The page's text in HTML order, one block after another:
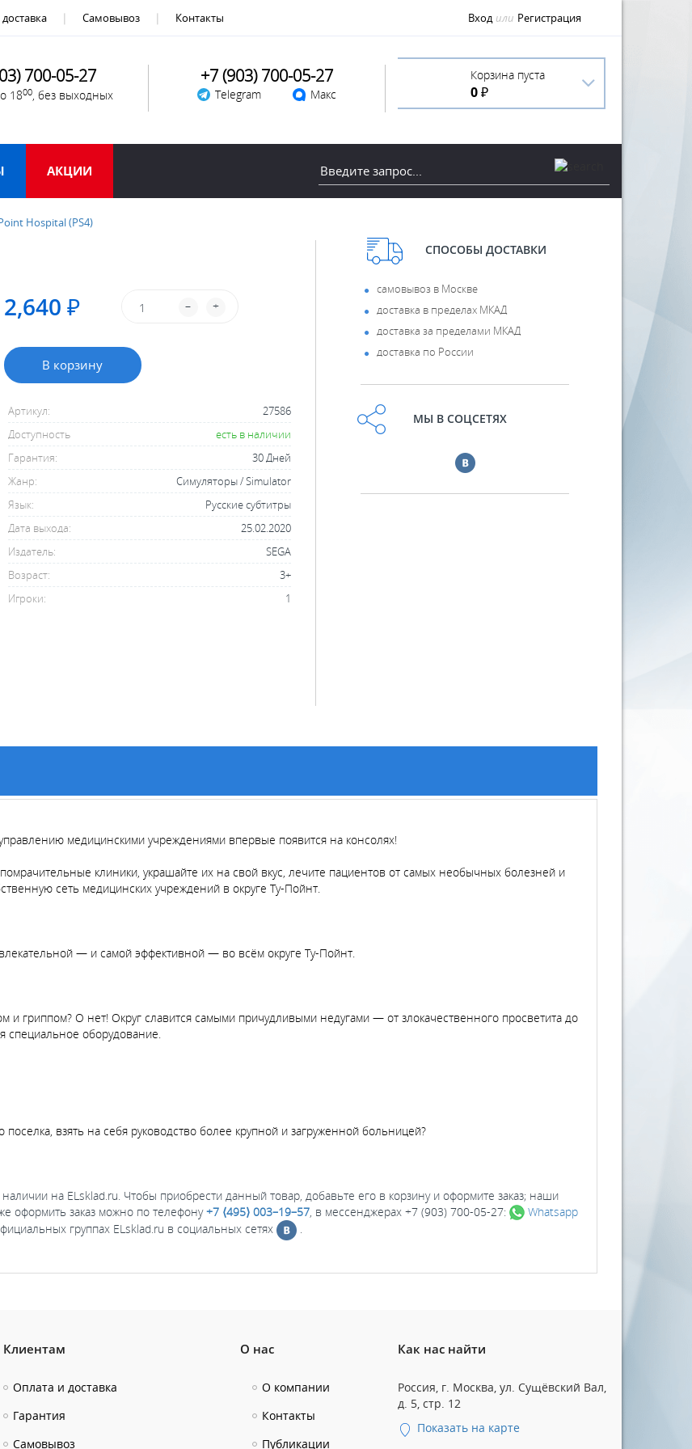
Самовывоз Контакты Вход или Регистрация
700-05-27
1800, без выходных
+7 (903) 700-05-27
Telegram Макс
Корзина пуста
0 ₽
АКЦИИ
Hospital (PS4)
2,640 ₽ +
–
В корзину
Артикул:
27586
Доступность
есть в наличии
Гарантия:
30 Дней
Жанр:
Симуляторы / Simulator
Язык:
Русские субтитры
Дата выхода:
25.02.2020
Издатель:
SEGA
Возраст:
3+
Игроки:
1
СПОСОБЫ ДОСТАВКИ
самовывоз в Москве
доставка в пределах МКАД
доставка за пределами МКАД
доставка по России
МЫ В СОЦСЕТЯХ
медицинскими учреждениями впервые появится на консолях!
клиники, украшайте их на свой вкус, лечите пациентов от самых необычных болезней и
сеть медицинских учреждений в округе Ту-Пойнт.
— и самой эффективной — во всём округе Ту-Пойнт.
и гриппом? О нет! Округ славится самыми причудливыми недугами — от злокачественного просветита до
специальное оборудование.
взять на себя руководство более крупной и загруженной больницей?
наличии на ELsklad.ru. Чтобы приобрести данный товар, добавьте его в корзину и оформите заказ; наши
оформить заказ можно по телефону+7 ⟨495⟩ 003–19–57 , в мессенджерах +7 (903) 700-05-27:
Whatsapp
группах ELsklad.ru в социальных сетях .
Клиентам
Оплата и доставка
Гарантия
Самовывоз
О нас
О компании
Контакты
Публикации
Как нас найти
Россия, г. Москва, ул. Сущёвский Вал,
д. 5, стр. 12
Показать на карте